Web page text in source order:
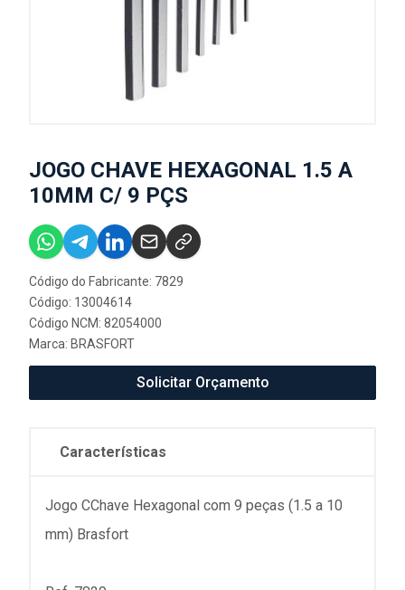
JOGO CHAVE HEXAGONAL 1.5 A
10MM C/ 9 PÇS
Código do Fabricante: 7829
Código: 13004614
Código NCM: 82054000
Marca: BRASFORT
Solicitar Orçamento
Características
Jogo CChave Hexagonal com 9 peças (1.5 a 10
mm) Brasfort